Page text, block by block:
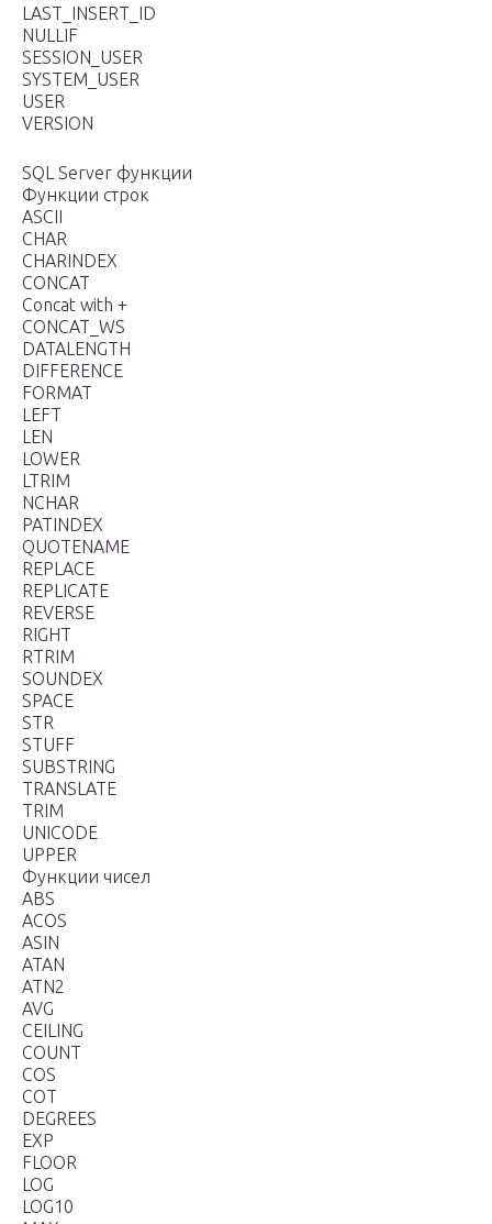
LAST_INSERT_ID
NULLIF
SESSION_USER
SYSTEM_USER
USER
VERSION
SQL Server функции
Функции строк
ASCII
CHAR
CHARINDEX
CONCAT
Concat with +
CONCAT_WS
DATALENGTH
DIFFERENCE
FORMAT
LEFT
LEN
LOWER
LTRIM
NCHAR
PATINDEX
QUOTENAME
REPLACE
REPLICATE
REVERSE
RIGHT
RTRIM
SOUNDEX
SPACE
STR
STUFF
SUBSTRING
TRANSLATE
TRIM
UNICODE
UPPER
Функции чисел
ABS
ACOS
ASIN
ATAN
ATN2
AVG
CEILING
COUNT
COS
COT
DEGREES
EXP
FLOOR
LOG
LOG10